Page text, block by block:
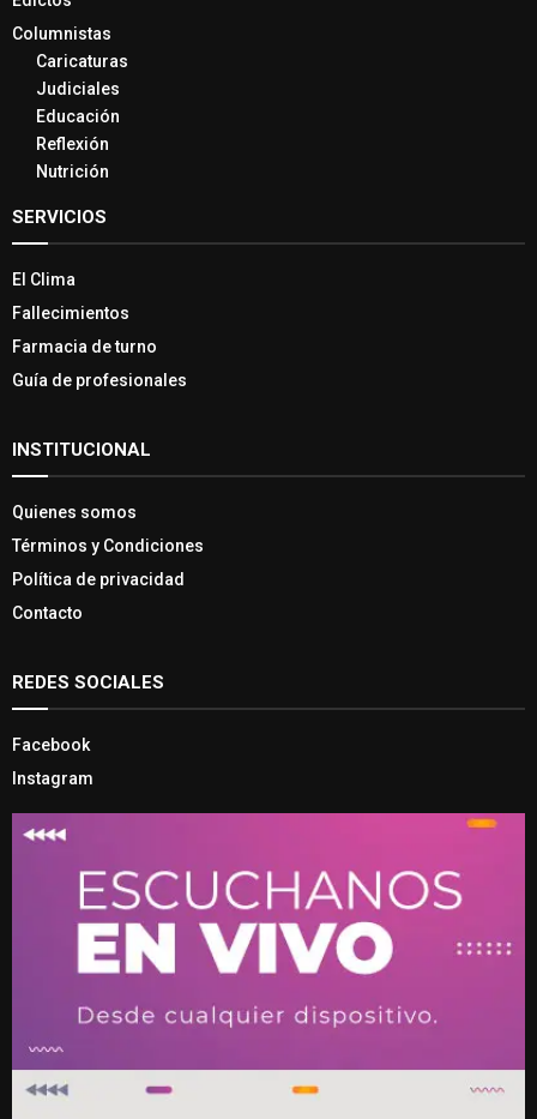
Columnistas
Caricaturas
Judiciales
Educación
Reflexión
Nutrición
SERVICIOS
El Clima
Fallecimientos
Farmacia de turno
Guía de profesionales
INSTITUCIONAL
Quienes somos
Términos y Condiciones
Política de privacidad
Contacto
REDES SOCIALES
Facebook
Instagram